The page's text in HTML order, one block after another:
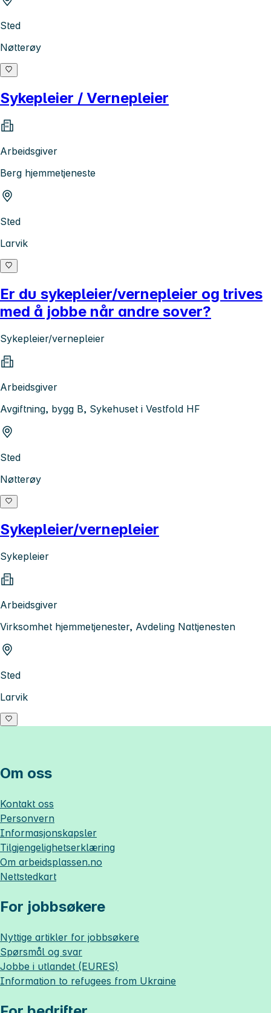
Sted
Nøtterøy
Sykepleier / Vernepleier
Arbeidsgiver
Berg hjemmetjeneste
Sted
Larvik
Er du sykepleier/vernepleier og trives
med å jobbe når andre sover?
Sykepleier/vernepleier
Arbeidsgiver
Avgiftning, bygg B, Sykehuset i Vestfold HF
Sted
Nøtterøy
Sykepleier/vernepleier
Sykepleier
Arbeidsgiver
Virksomhet hjemmetjenester, Avdeling Nattjenesten
Sted
Larvik
Om oss
Kontakt oss
Personvern
Informasjonskapsler
Tilgjengelighetserklæring
Om arbeidsplassen.no
Nettstedkart
For jobbsøkere
Nyttige artikler for jobbsøkere
Spørsmål og svar
Jobbe i utlandet (EURES)
Information to refugees from Ukraine